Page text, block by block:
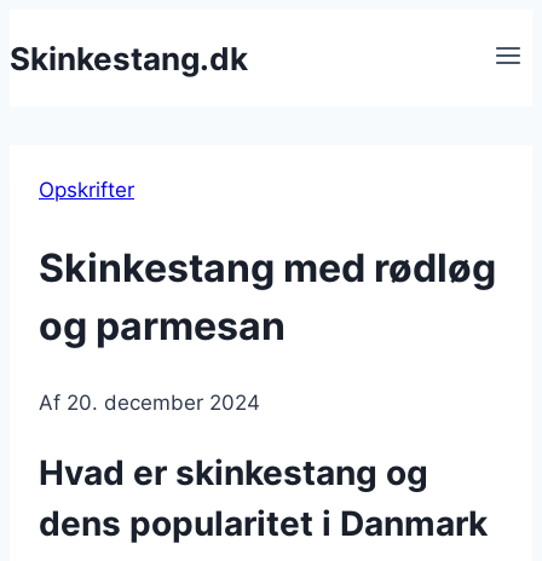
til
Skinkestang.dk
Opskrifter
Skinkestang med rødløg
og parmesan
Af 20. december 2024
Hvad er skinkestang og
dens popularitet i Danmark